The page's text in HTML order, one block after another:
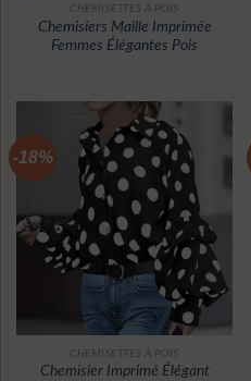
CHEMISETTES À POIS
Chemisiers Maille Imprimée
Femmes Élégantes Pois
-18%
CHEMISETTES À POIS
Chemisier Imprimé Élégant